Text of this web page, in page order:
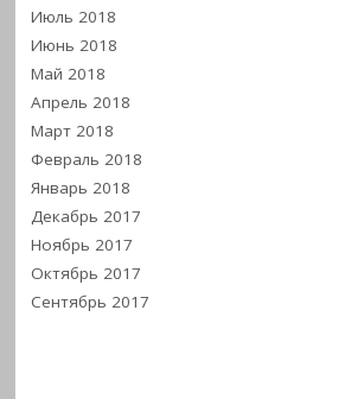
Июль 2018
Июнь 2018
Май 2018
Апрель 2018
Март 2018
Февраль 2018
Январь 2018
Декабрь 2017
Ноябрь 2017
Октябрь 2017
Сентябрь 2017